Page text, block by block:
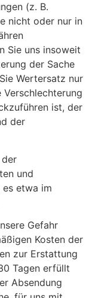
(z. B.
nicht oder nur in
Sie uns insoweit
der Sache
Wertersatz nur
ist, der
der
der
und
es etwa im
Gefahr
Kosten der
zur Erstattung
Tagen erfüllt
Absendung